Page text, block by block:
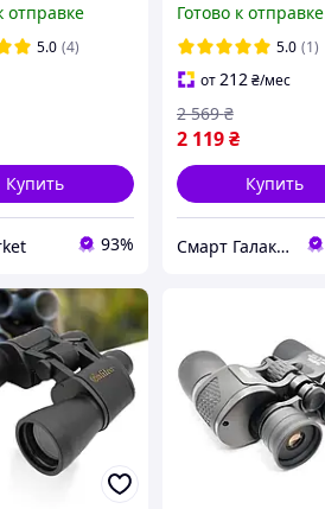
с
х80. Бинокль
отправке
5.0 (4)
Купить
93%
держателем для
телефона black
Готово к отправке
5.0 (1)
от212 ₴/мес
2 119 ₴
2 569 ₴
Купить
Смарт Галактика